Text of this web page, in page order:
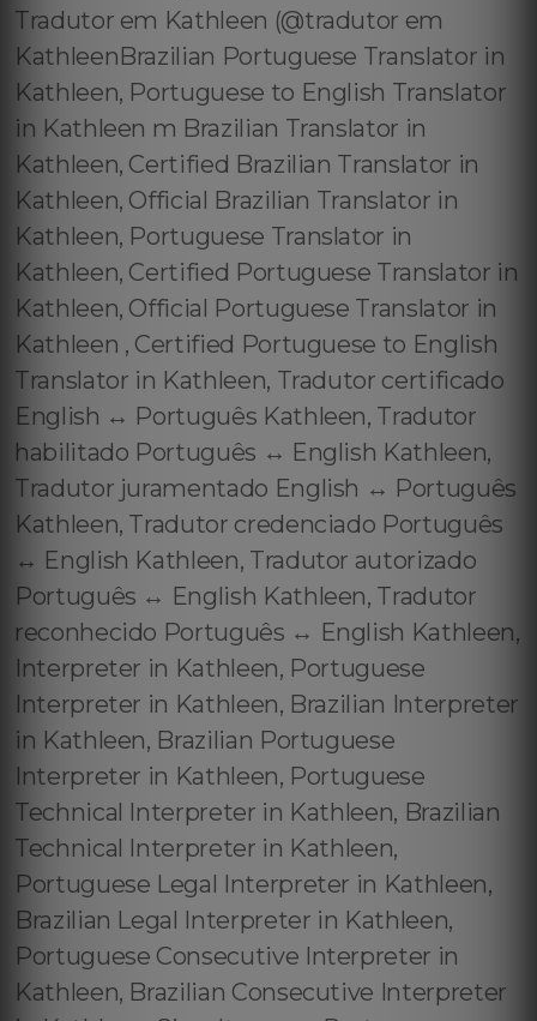
Tradutor em Kathleen (@tradutor em
KathleenBrazilian Portuguese Translator in
Kathleen, Portuguese to English Translator
in Kathleen m Brazilian Translator in
Kathleen, Certified Brazilian Translator in
Kathleen, Official Brazilian Translator in
Kathleen, Portuguese Translator in
Kathleen, Certified Portuguese Translator in
Kathleen, Official Portuguese Translator in
Kathleen , Certified Portuguese to English
Translator in Kathleen, Tradutor certificado
English ↔️ Português Kathleen, Tradutor
habilitado Português ↔️ English Kathleen,
Tradutor juramentado English ↔️ Português
Kathleen, Tradutor credenciado Português
↔️ English Kathleen, Tradutor autorizado
Português ↔️ English Kathleen, Tradutor
reconhecido Português ↔️ English Kathleen,
Interpreter in Kathleen, Portuguese
Interpreter in Kathleen, Brazilian Interpreter
in Kathleen, Brazilian Portuguese
Interpreter in Kathleen, Portuguese
Technical Interpreter in Kathleen, Brazilian
Technical Interpreter in Kathleen,
Portuguese Legal Interpreter in Kathleen,
Brazilian Legal Interpreter in Kathleen,
Portuguese Consecutive Interpreter in
Kathleen, Brazilian Consecutive Interpreter